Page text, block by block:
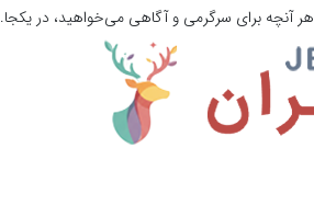
هر آنچه برای سرگرمی و آگاهی می‌خواهید، در یکجا.